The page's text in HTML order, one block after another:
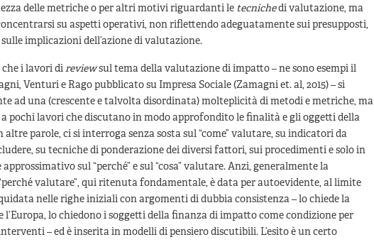
delle metriche o per altri motivi riguardanti le tecnichedi valutazione, ma
su aspetti operativi, non riflettendo adeguatamente sui presupposti,
implicazioni dell’azione di valutazione.
che i lavori direviewsul tema della valutazione di impatto – ne sono esempi il
Venturi e Rago pubblicato su Impresa Sociale (Zamagni et. al, 2015) – si
ad una (crescente e talvolta disordinata) molteplicità di metodi e metriche, ma
pochi lavori che discutano in modo approfondito le finalità e gli oggetti della
parole, ci si interroga senza sosta sul “come” valutare, su indicatori da
su tecniche di ponderazione dei diversi fattori, sui procedimenti e solo in
sul “perché” e sul “cosa” valutare. Anzi, generalmente la
valutare”, qui ritenuta fondamentale, è data per autoevidente, al limite
nelle righe iniziali con argomenti di dubbia consistenza – lo chiede la
l’Europa, lo chiedono i soggetti della finanza di impatto come condizione per
– ed è inserita in modelli di pensiero discutibili. L’esito è un certo